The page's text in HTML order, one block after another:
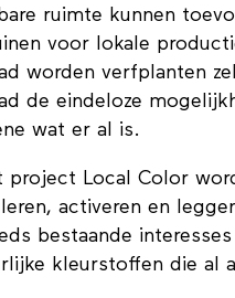
Wij geloven dat we
ruimte kunnen
voor lokale
worden verfplanten
de eindeloze
project Local Color
activeren en
bestaande